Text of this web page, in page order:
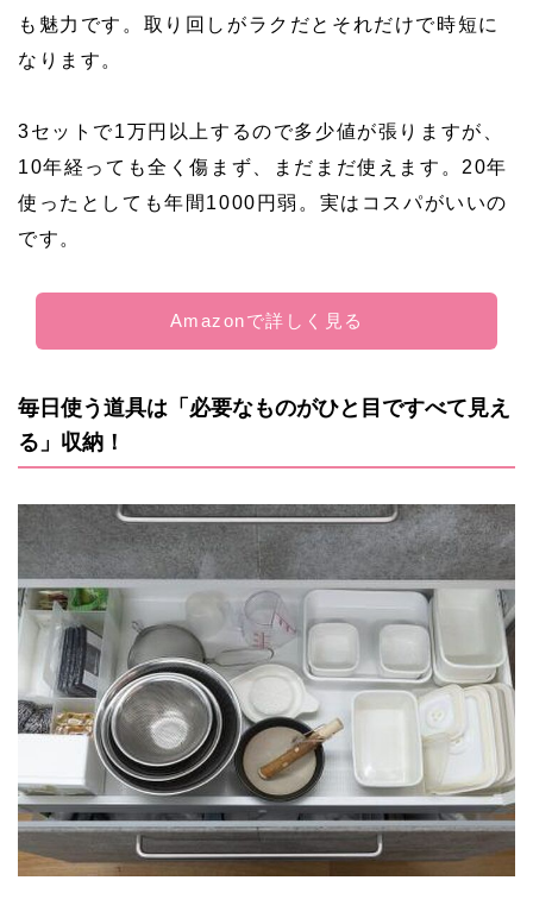
も魅力です。取り回しがラクだとそれだけで時短に
なります。
3セットで1万円以上するので多少値が張りますが、
10年経っても全く傷まず、まだまだ使えます。20年
使ったとしても年間1000円弱。実はコスパがいいの
です。
Amazonで詳しく見る
毎日使う道具は「必要なものがひと目ですべて見え
る」収納！